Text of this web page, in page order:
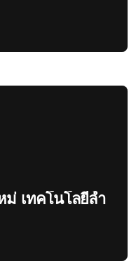
ม่ เทคโนโลยีล้ำ